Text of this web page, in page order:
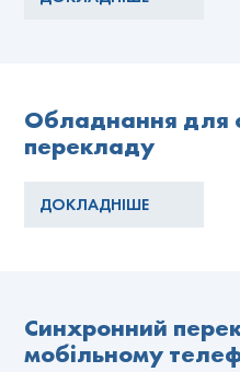
Обладнання для
перекладу
ДОКЛАДНІШЕ
Синхронний
мобільному